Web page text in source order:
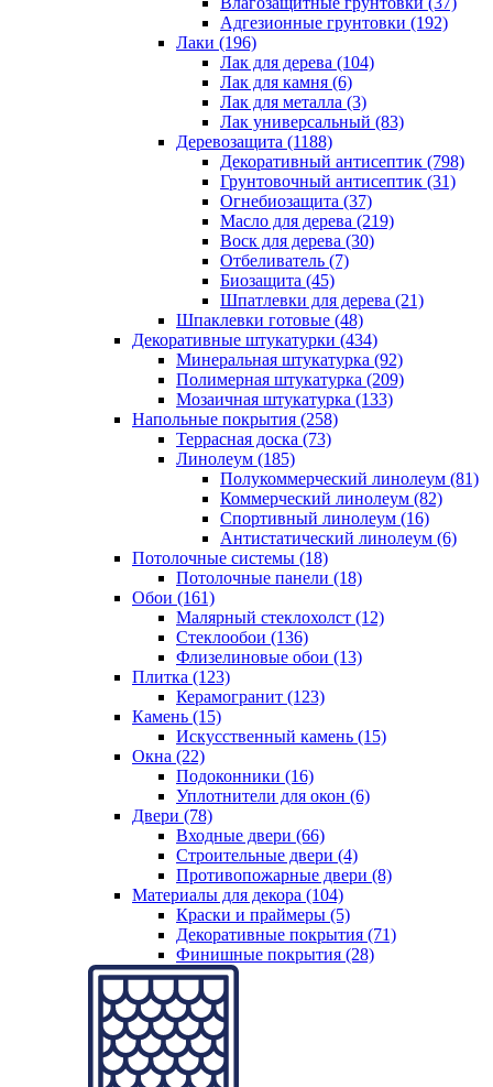
Адгезионные грунтовки (192)
Лаки (196)
Лак для дерева (104)
Лак для камня (6)
Лак для металла (3)
Лак универсальный (83)
Деревозащита (1188)
Декоративный антисептик (798)
Грунтовочный антисептик (31)
Огнебиозащита (37)
Масло для дерева (219)
Воск для дерева (30)
Отбеливатель (7)
Биозащита (45)
Шпатлевки для дерева (21)
Шпаклевки готовые (48)
Декоративные штукатурки (434)
Минеральная штукатурка (92)
Полимерная штукатурка (209)
Мозаичная штукатурка (133)
Напольные покрытия (258)
Террасная доска (73)
Линолеум (185)
Полукоммерческий линолеум (81)
Коммерческий линолеум (82)
Спортивный линолеум (16)
Антистатический линолеум (6)
Потолочные системы (18)
Потолочные панели (18)
Обои (161)
Малярный стеклохолст (12)
Стеклообои (136)
Флизелиновые обои (13)
Плитка (123)
Керамогранит (123)
Камень (15)
Искусственный камень (15)
Окна (22)
Подоконники (16)
Уплотнители для окон (6)
Двери (78)
Входные двери (66)
Строительные двери (4)
Противопожарные двери (8)
Материалы для декора (104)
Краски и праймеры (5)
Декоративные покрытия (71)
Финишные покрытия (28)